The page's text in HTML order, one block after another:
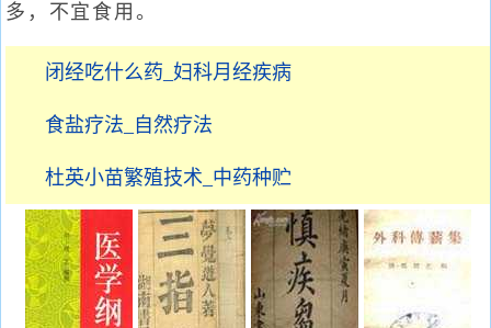
多，不宜食用。
闭经吃什么药_妇科月经疾病
食盐疗法_自然疗法
杜英小苗繁殖技术_中药种贮